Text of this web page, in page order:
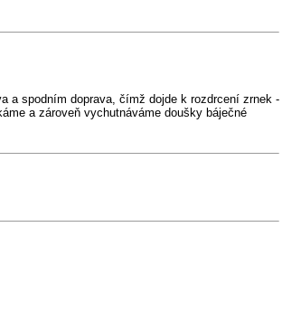
a spodním doprava, čímž dojde k rozdrcení zrnek -
a zároveň vychutnáváme doušky báječné